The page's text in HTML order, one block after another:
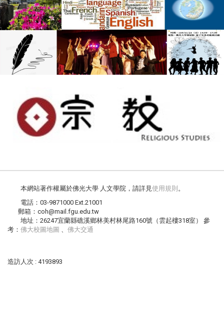
本網站著作權屬於佛光大學 人文學院，請詳見使用規則 。
電話：03-9871000 Ext.21001
郵箱：coh@mail.fgu.edu.tw
地址：26247宜蘭縣礁溪鄉林美村林尾路160號（雲起樓318室） 參
考： 佛大校圖地圖 、 佛大交通
造訪人次 : 4193893